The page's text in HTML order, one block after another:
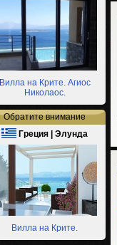
Вилла на Крите. Агиос
Николаос.
Обратите внимание
Греция | Элунда
Вилла на Крите.